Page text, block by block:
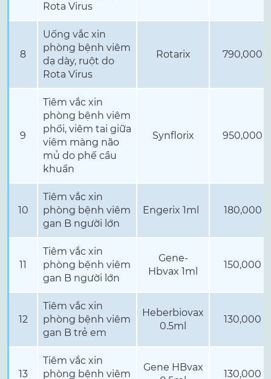
Rota Virus
8
Uống vắc xin
phòng bệnh viêm
dạ dày, ruột do
Rota Virus
Rotarix 790,000
9
Tiêm vắc xin
phòng bệnh viêm
phổi, viêm tai giữa
viêm màng não
mủ do phế cầu
khuẩn
Synflorix 950,000
10
Tiêm vắc xin
phòng bệnh viêm
gan B người lớn
Engerix 1ml 180,000
11
Tiêm vắc xin
phòng bệnh viêm
gan B người lớn
Gene-
Hbvax 1ml
150,000
12
Tiêm vắc xin
phòng bệnh viêm
gan B trẻ em
Heberbiovax
0.5ml
130,000
13
Tiêm vắc xin
phòng bệnh viêm
Gene HBvax
130,000